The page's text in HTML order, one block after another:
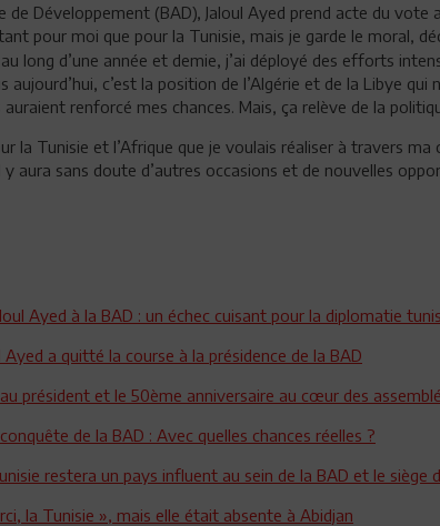
de Développement (BAD), Jaloul Ayed prend acte du vote
pour moi que pour la Tunisie, mais je garde le moral,
long d’une année et demie, j’ai déployé des efforts
aujourd’hui, c’est la position de l’Algérie et de la Libye qui
auraient renforcé mes chances. Mais, ça relève de la
la Tunisie et l’Afrique que je voulais réaliser à travers ma
y aura sans doute d’autres occasions et de nouvelles
Ayed à la BAD : un échec cuisant pour la diplomatie
Ayed a quitté la course à la présidence de la BAD
président et le 50ème anniversaire au cœur des
de la BAD : Avec quelles chances réelles ?
restera un pays influent au sein de la BAD et le siège
la Tunisie », mais elle était absente à Abidjan